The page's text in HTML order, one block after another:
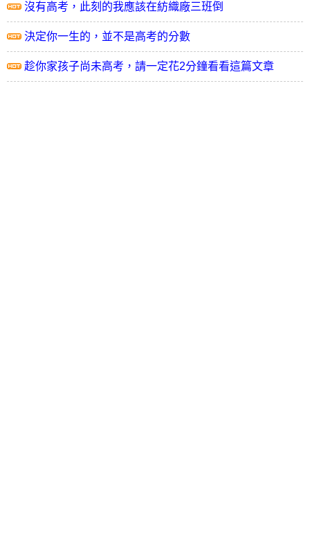
沒有高考，此刻的我應該在紡織廠三班倒
決定你一生的，並不是高考的分數
趁你家孩子尚未高考，請一定花2分鐘看看這篇文章